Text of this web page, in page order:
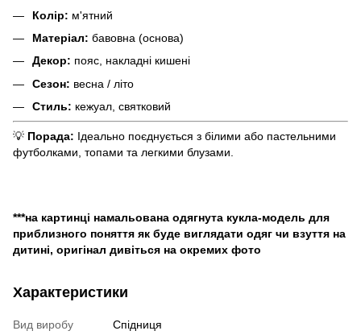
Колір: м'ятний
Матеріал: бавовна (основа)
Декор: пояс, накладні кишені
Сезон: весна / літо
Стиль: кежуал, святковий
💡 Порада: Ідеально поєднується з білими або пастельними
футболками, топами та легкими блузами.
***на картинці намальована одягнута кукла-модель для
приблизного поняття як буде виглядати одяг чи взуття на
дитині, оригінал дивіться на окремих фото
Характеристики
Вид виробу
Спідниця